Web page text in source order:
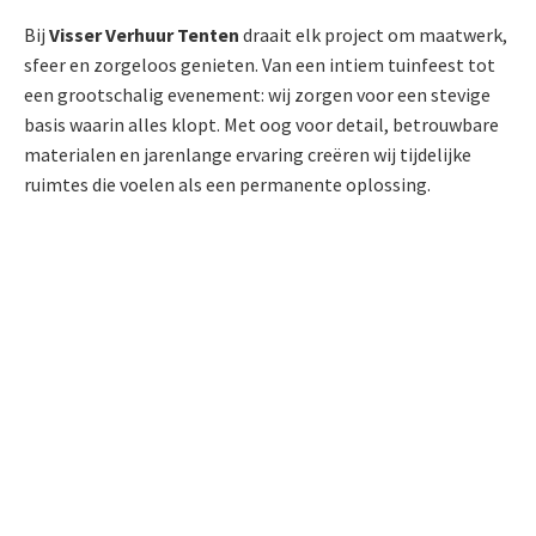
Bij Visser Verhuur Tenten draait elk project om maatwerk,
sfeer en zorgeloos genieten. Van een intiem tuinfeest tot
een grootschalig evenement: wij zorgen voor een stevige
basis waarin alles klopt. Met oog voor detail, betrouwbare
materialen en jarenlange ervaring creëren wij tijdelijke
ruimtes die voelen als een permanente oplossing.